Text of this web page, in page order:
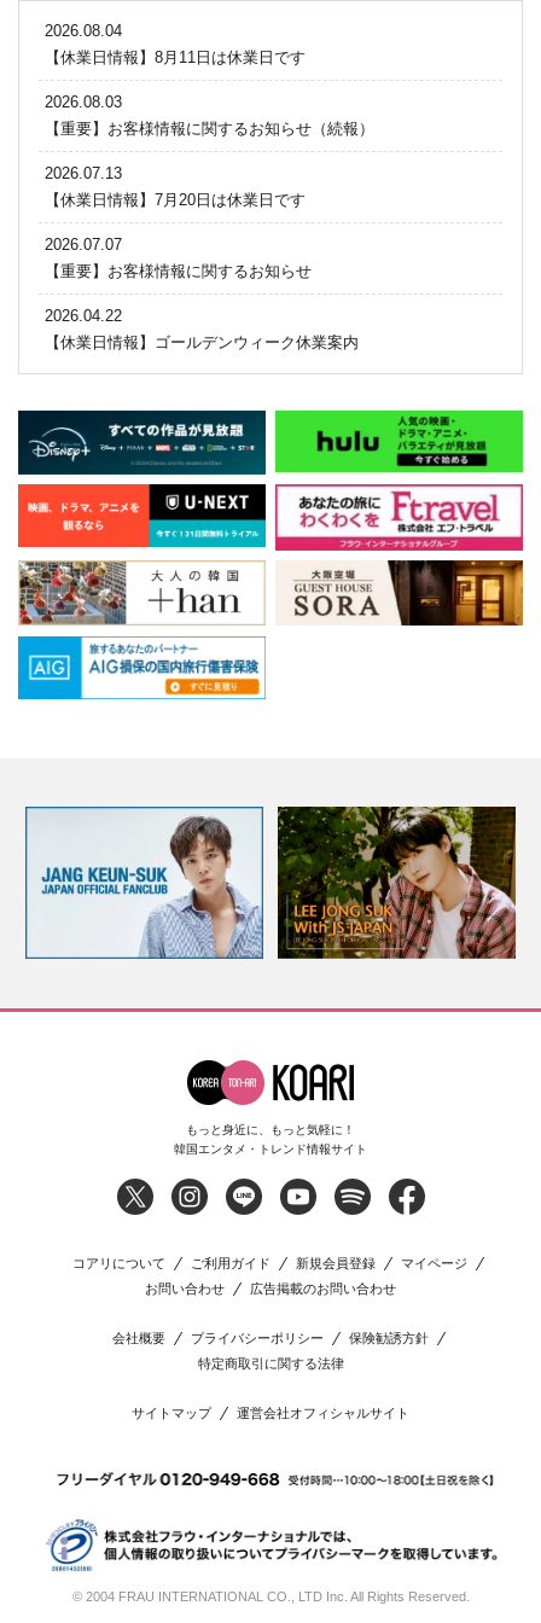
2026.08.04
【休業日情報】8月11日は休業日です
2026.08.03
【重要】お客様情報に関するお知らせ（続報）
2026.07.13
【休業日情報】7月20日は休業日です
2026.07.07
【重要】お客様情報に関するお知らせ
2026.04.22
【休業日情報】ゴールデンウィーク休業案内
もっと身近に、もっと気軽に！
韓国エンタメ・トレンド情報サイト
コアリについて ご利用ガイド 新規会員登録
マイページ
お問い合わせ
広告掲載のお問い合わせ
会社概要 プライバシーポリシー
保険勧誘方針
特定商取引に関する法律
サイトマップ 運営会社オフィシャルサイト
© 2004 FRAU INTERNATIONAL CO., LTD Inc. All Rights Reserved.